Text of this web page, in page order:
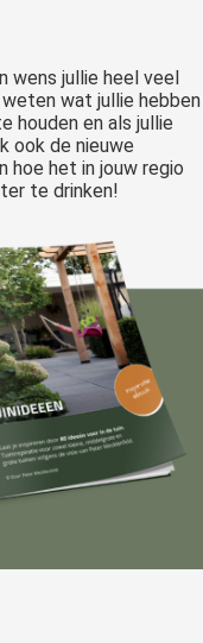
wens jullie heel veel
wat jullie hebben
houden en als jullie
ook de nieuwe
hoe het in jouw regio
te drinken!